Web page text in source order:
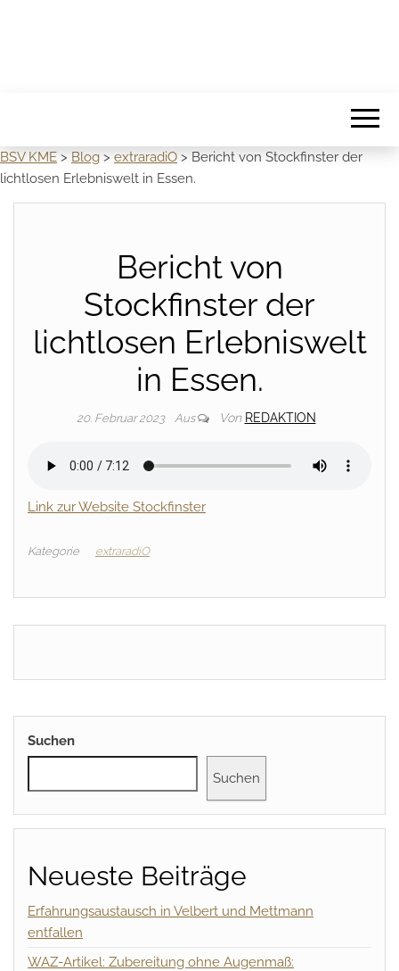
BSV KME > Blog > extraradiO > Bericht von Stockfinster der
lichtlosen Erlebniswelt in Essen.
Bericht von
Stockfinster der
lichtlosen Erlebniswelt
in Essen.
20. Februar 2023 Aus Von REDAKTION
Link zur Website Stockfinster
Kategorie extraradiO
Suchen
Suchen
Neueste Beiträge
Erfahrungsaustausch in Velbert und Mettmann
entfallen
WAZ-Artikel: Zubereitung ohne Augenmaß: